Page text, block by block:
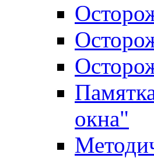
окна"